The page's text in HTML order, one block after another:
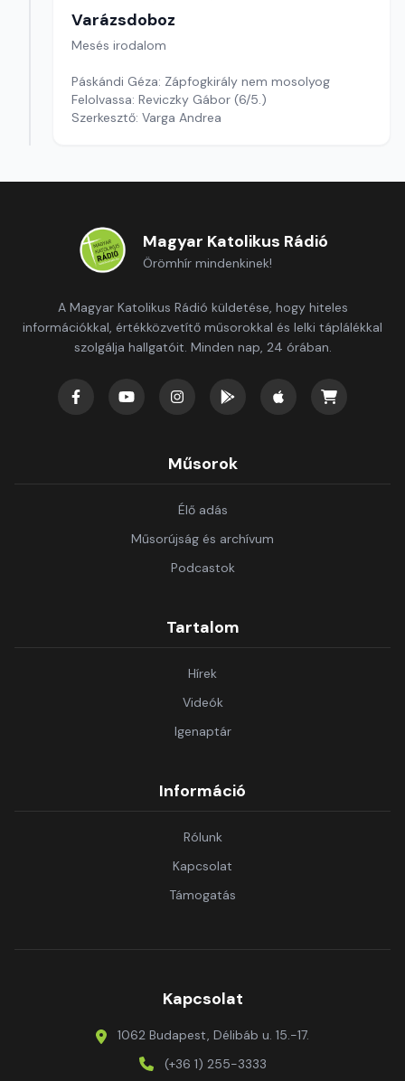
Varázsdoboz
Mesés irodalom
Páskándi Géza: Zápfogkirály nem mosolyog
Felolvassa: Reviczky Gábor (6/5.)
Szerkesztő: Varga Andrea
Magyar Katolikus Rádió
Örömhír mindenkinek!
A Magyar Katolikus Rádió küldetése, hogy hiteles
információkkal, értékközvetítő műsorokkal és lelki táplálékkal
szolgálja hallgatóit. Minden nap, 24 órában.
Műsorok
Élő adás
Műsorújság és archívum
Podcastok
Tartalom
Hírek
Videók
Igenaptár
Információ
Rólunk
Kapcsolat
Támogatás
Kapcsolat
1062 Budapest, Délibáb u. 15.-17.
(+36 1) 255-3333